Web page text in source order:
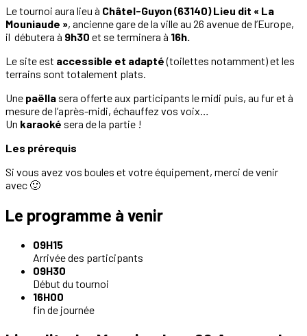
Le tournoi aura lieu à Châtel-Guyon (63140) Lieu dit « La
Mouniaude », ancienne gare de la ville au 26 avenue de l’Europe,
il débutera à 9h30 et se terminera à 16h.
Le site est accessible et adapté(toilettes notamment) et les
terrains sont totalement plats.
Une paëlla sera offerte aux participants le midi puis, au fur et à
mesure de l’après-midi, échauffez vos voix…
Un karaoké sera de la partie !
Les prérequis
Si vous avez vos boules et votre équipement, merci de venir
avec 🙂
Le programme à venir
09H15
Arrivée des participants
09H30
Début du tournoi
16H00
fin de journée